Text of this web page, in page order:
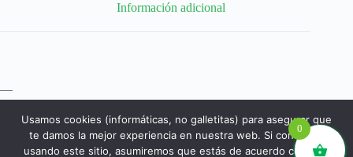
Información adicional
—
0
Usamos cookies (informáticas, no galletitas) para asegurar que
te damos la mejor experiencia en nuestra web. Si continúas
usando este sitio, asumiremos que estás de acuerdo con ello.